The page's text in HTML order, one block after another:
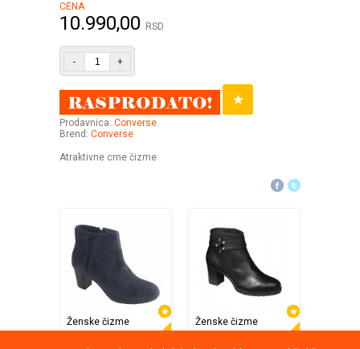
CENA
10.990,00 RSD
- +
Prodavnica: Converse
Brend: Converse
Atraktivne crne čizme
Ženske čizme Ženske čizme